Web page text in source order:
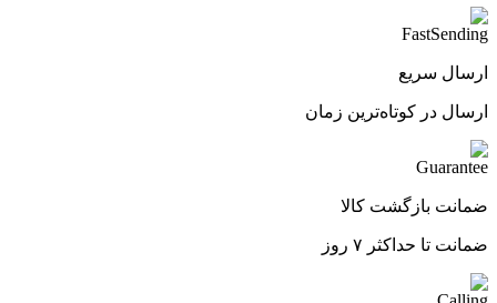
ارسال سریع
ارسال در کوتاه‌ترین زمان
ضمانت بازگشت کالا
ضمانت تا حداکثر ۷ روز